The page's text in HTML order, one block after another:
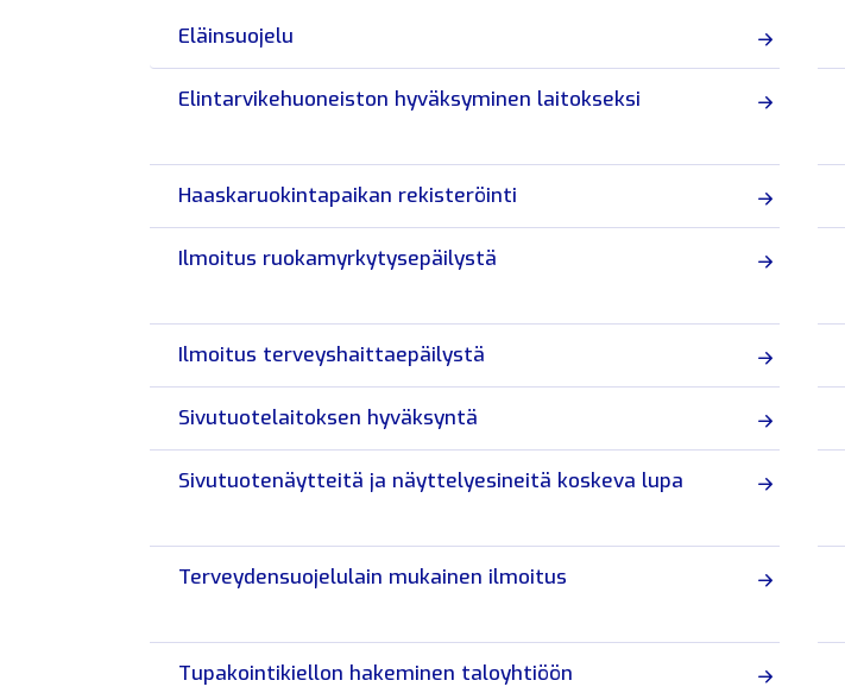
Eläinsuojelu
Elintarvikehuoneiston hyväksyminen laitokseksi
Haaskaruokintapaikan rekisteröinti
Ilmoitus ruokamyrkytysepäilystä
Ilmoitus terveyshaittaepäilystä
Sivutuotelaitoksen hyväksyntä
Sivutuotenäytteitä ja näyttelyesineitä koskeva lupa
Terveydensuojelulain mukainen ilmoitus
Tupakointikiellon hakeminen taloyhtiöön